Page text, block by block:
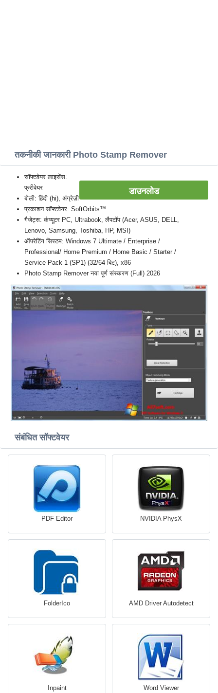
तकनीकी जानकारी Photo Stamp Remover
डाउनलोड
सॉफ्टवेयर लाइसेंस:
फ्रीवेयर
बोली: हिंदी (hi), अंग्रेज़ी
प्रकाशन सॉफ्टवेयर: SoftOrbits™
गैजेट्स: कंप्यूटर PC, Ultrabook, लैपटॉप (Acer, ASUS, DELL,
Lenovo, Samsung, Toshiba, HP, MSI)
ऑपरेटिंग सिस्टम: Windows 7 Ultimate / Enterprise /
Professional/ Home Premium / Home Basic / Starter /
Service Pack 1 (SP1) (32/64 बिट), x86
Photo Stamp Remover नया पूर्ण संस्करण (Full) 2026
संबंधित सॉफ्टवेयर
PDF Editor NVIDIA PhysX
FolderIco AMD Driver Autodetect
Inpaint Word Viewer